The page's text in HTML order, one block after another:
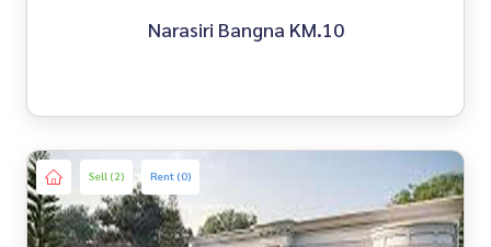
Narasiri Bangna KM.10
Sell (2) Rent (0)